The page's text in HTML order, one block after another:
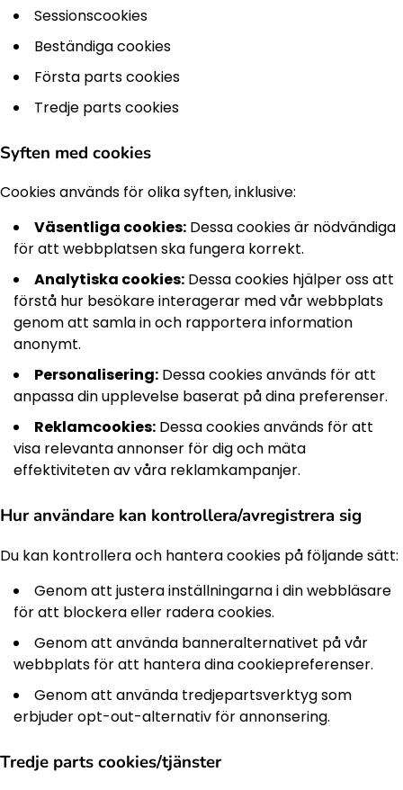
Sessionscookies
Beständiga cookies
Första parts cookies
Tredje parts cookies
Syften med cookies
Cookies används för olika syften, inklusive:
Väsentliga cookies: Dessa cookies är nödvändiga
för att webbplatsen ska fungera korrekt.
Analytiska cookies: Dessa cookies hjälper oss att
förstå hur besökare interagerar med vår webbplats
genom att samla in och rapportera information
anonymt.
Personalisering: Dessa cookies används för att
anpassa din upplevelse baserat på dina preferenser.
Reklamcookies: Dessa cookies används för att
visa relevanta annonser för dig och mäta
effektiviteten av våra reklamkampanjer.
Hur användare kan kontrollera/avregistrera sig
Du kan kontrollera och hantera cookies på följande sätt:
Genom att justera inställningarna i din webbläsare
för att blockera eller radera cookies.
Genom att använda banneralternativet på vår
webbplats för att hantera dina cookiepreferenser.
Genom att använda tredjepartsverktyg som
erbjuder opt-out-alternativ för annonsering.
Tredje parts cookies/tjänster